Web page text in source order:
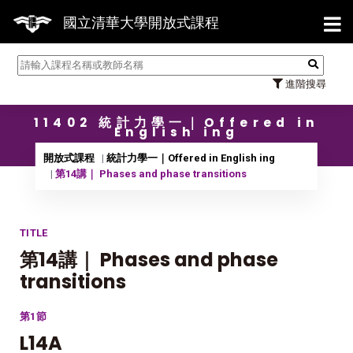
國立清華大學開放式課程
進階搜尋
【7/
11402 統計力學一｜Offered in
English ing
開放式課程
統計力學一｜Offered in English ing
第14講｜ Phases and phase transitions
TITLE
第14講｜ Phases and phase
transitions
第1節
L14A